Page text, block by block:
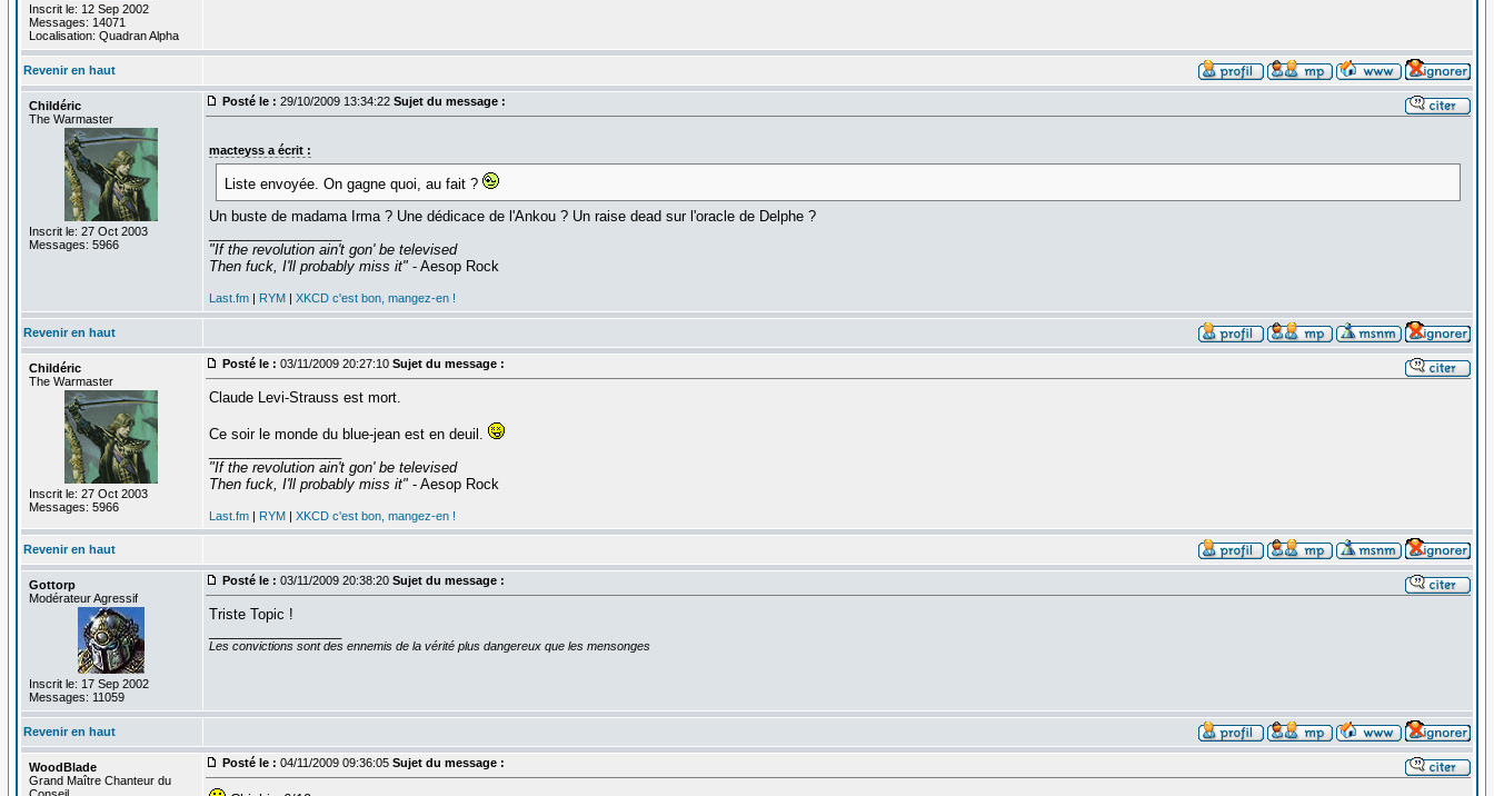
Inscrit le: 12 Sep 2002
Messages: 14071
Localisation: Quadran Alpha
Revenir en haut
Childéric
The Warmaster
Inscrit le: 27 Oct 2003
Messages: 5966
Posté le : 29/10/2009 13:34:22 Sujet du message :
macteyss a écrit :
Liste envoyée. On gagne quoi, au fait ?
Un buste de madama Irma ? Une dédicace de l'Ankou ? Un raise dead sur l'oracle de Delphe ?
"If the revolution ain't gon' be televised
Then fuck, I'll probably miss it"- Aesop Rock
Last.fm| RYM XKCD c'est bon, mangez-en !
Revenir en haut
Childéric
The Warmaster
Inscrit le: 27 Oct 2003
Messages: 5966
Posté le : 03/11/2009 20:27:10 Sujet du message :
Claude Levi-Strauss est mort.
Ce soir le monde du blue-jean est en deuil.
"If the revolution ain't gon' be televised
Then fuck, I'll probably miss it"- Aesop Rock
Last.fm| RYM| XKCD c'est bon, mangez-en !
Revenir en haut
Gottorp
Modérateur Agressif
Inscrit le: 17 Sep 2002
Messages: 11059
Posté le : 03/11/2009 20:38:20 Sujet du message :
Triste Topic !
Les convictions sont des ennemis de la vérité plus dangereux que les mensonges
Revenir en haut
WoodBlade
Grand Maître Chanteur du
Conseil
Posté le : 04/11/2009 09:36:05 Sujet du message :